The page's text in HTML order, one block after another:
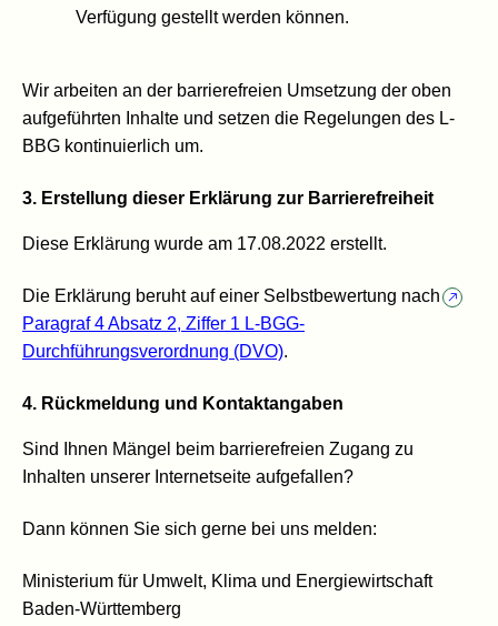
Verfügung gestellt werden können.
Wir arbeiten an der barrierefreien Umsetzung der oben
aufgeführten Inhalte und setzen die Regelungen des L-
BBG kontinuierlich um.
3. Erstellung dieser Erklärung zur Barrierefreiheit
Diese Erklärung wurde am 17.08.2022 erstellt.
Die Erklärung beruht auf einer Selbstbewertung nach
Paragraf 4 Absatz 2, Ziffer 1 L-BGG-
Durchführungsverordnung (DVO).
4. Rückmeldung und Kontaktangaben
Sind Ihnen Mängel beim barrierefreien Zugang zu
Inhalten unserer Internetseite aufgefallen?
Dann können Sie sich gerne bei uns melden:
Ministerium für Umwelt, Klima und Energiewirtschaft
Baden-Württemberg